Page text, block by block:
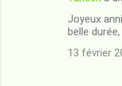
Joyeux
belle
13 février